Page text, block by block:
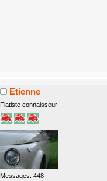
Etienne
Fiatiste connaisseur
Messages: 448